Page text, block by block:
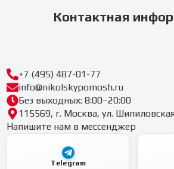
Контактная
+7 (495) 487-01-77
info@nikolskypomosh.ru
Без выходных: 8:00–20:00
115569, г. Москва, ул.
Напишите нам в мессенджер
Telegram